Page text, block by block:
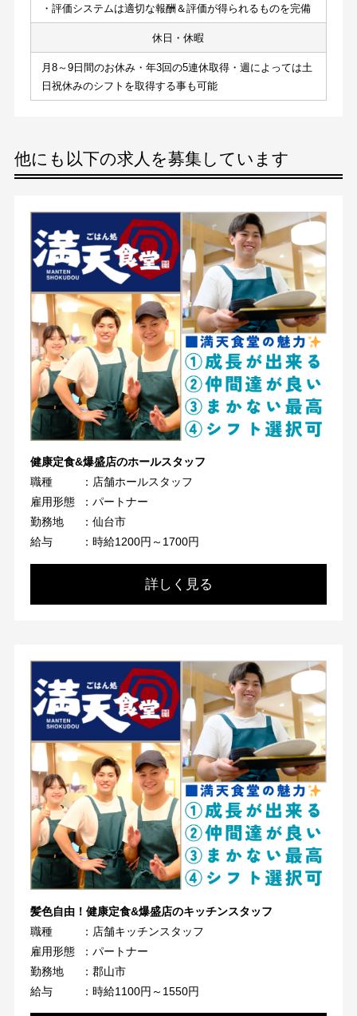
・評価システムは適切な報酬＆評価が得られるものを完備
休日・休暇
月8～9日間のお休み・年3回の5連休取得・週によっては土
日祝休みのシフトを取得する事も可能
他にも以下の求人を募集しています
健康定食&爆盛店のホールスタッフ
職種
：店舗ホールスタッフ
雇用形態
：パートナー
勤務地
：仙台市
給与
：時給1200円～1700円
詳しく見る
髪色自由！健康定食&爆盛店のキッチンスタッフ
職種
：店舗キッチンスタッフ
雇用形態
：パートナー
勤務地
：郡山市
給与
：時給1100円～1550円